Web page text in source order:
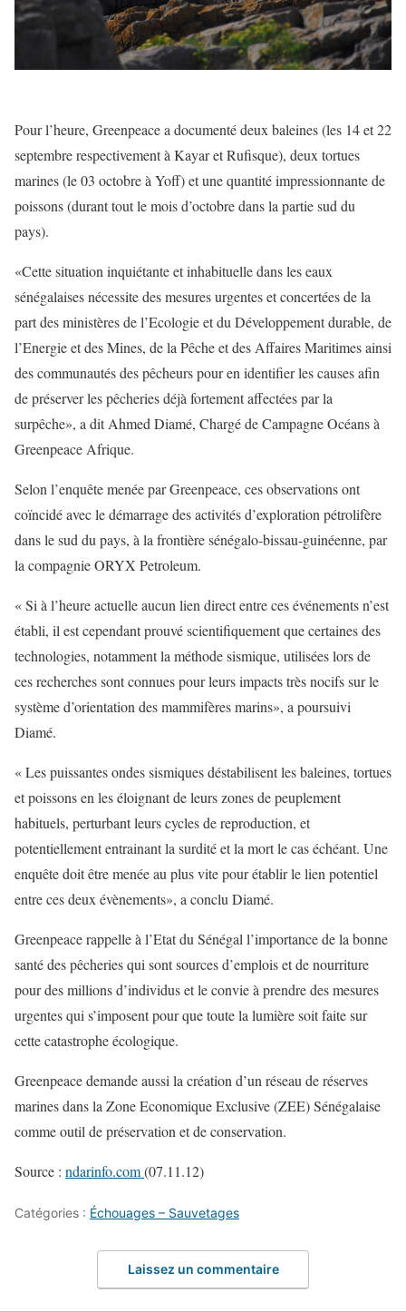
Pour l’heure, Greenpeace a documenté deux baleines (les 14 et 22
septembre respectivement à Kayar et Rufisque), deux tortues
marines (le 03 octobre à Yoff) et une quantité impressionnante de
poissons (durant tout le mois d’octobre dans la partie sud du
pays).
«Cette situation inquiétante et inhabituelle dans les eaux
sénégalaises nécessite des mesures urgentes et concertées de la
part des ministères de l’Ecologie et du Développement durable, de
l’Energie et des Mines, de la Pêche et des Affaires Maritimes ainsi
des communautés des pêcheurs pour en identifier les causes afin
de préserver les pêcheries déjà fortement affectées par la
surpêche», a dit Ahmed Diamé, Chargé de Campagne Océans à
Greenpeace Afrique.
Selon l’enquête menée par Greenpeace, ces observations ont
coïncidé avec le démarrage des activités d’exploration pétrolifère
dans le sud du pays, à la frontière sénégalo-bissau-guinéenne, par
la compagnie ORYX Petroleum.
« Si à l’heure actuelle aucun lien direct entre ces événements n’est
établi, il est cependant prouvé scientifiquement que certaines des
technologies, notamment la méthode sismique, utilisées lors de
ces recherches sont connues pour leurs impacts très nocifs sur le
système d’orientation des mammifères marins», a poursuivi
Diamé.
« Les puissantes ondes sismiques déstabilisent les baleines, tortues
et poissons en les éloignant de leurs zones de peuplement
habituels, perturbant leurs cycles de reproduction, et
potentiellement entrainant la surdité et la mort le cas échéant. Une
enquête doit être menée au plus vite pour établir le lien potentiel
entre ces deux évènements», a conclu Diamé.
Greenpeace rappelle à l’Etat du Sénégal l’importance de la bonne
santé des pêcheries qui sont sources d’emplois et de nourriture
pour des millions d’individus et le convie à prendre des mesures
urgentes qui s’imposent pour que toute la lumière soit faite sur
cette catastrophe écologique.
Greenpeace demande aussi la création d’un réseau de réserves
marines dans la Zone Economique Exclusive (ZEE) Sénégalaise
comme outil de préservation et de conservation.
Source : ndarinfo.com(07.11.12)
Catégories : Échouages – Sauvetages
Laissez un commentaire